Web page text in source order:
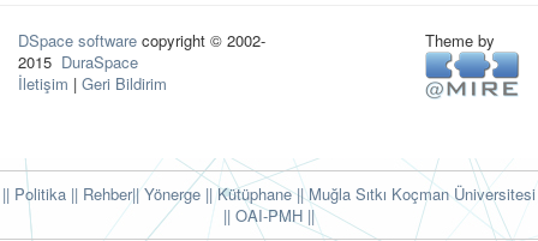
DSpace software copyright © 2002-
2015 DuraSpace
İletişim | Geri Bildirim
Theme by
|| Politika || Rehber|| Yönerge || Kütüphane|| Muğla Sıtkı Koçman Üniversitesi
|| OAI-PMH ||